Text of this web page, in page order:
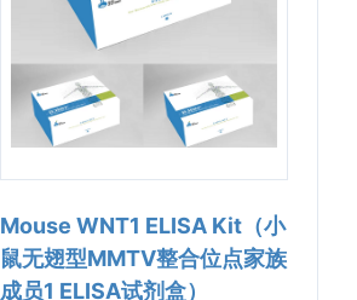
Mouse WNT1 ELISA Kit（小
鼠无翅型MMTV整合位点家族
成员1 ELISA试剂盒）